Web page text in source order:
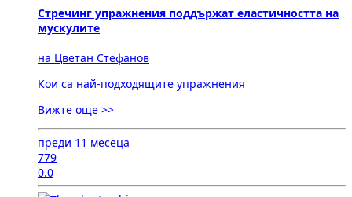
Стречинг упражнения поддържат еластичността на
мускулите
на Цветан Стефанов
Кои са най-подходящите упражнения
Вижте още >>
преди 11 месеца
779
0.0